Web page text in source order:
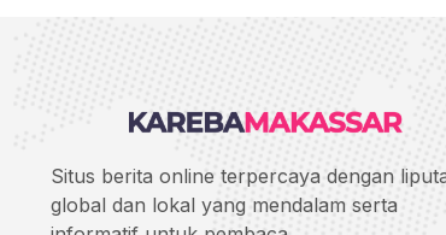
Situs berita online terpercaya dengan
global dan lokal yang mendalam serta